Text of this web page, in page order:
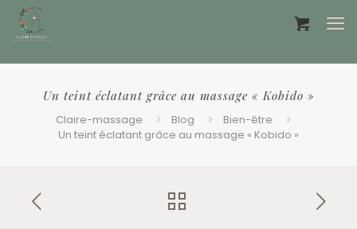
Un teint éclatant grâce au massage « Kobido »
Claire-massage Blog
Bien-être
Un teint éclatant grâce au massage « Kobido »
Offrir un bon cadeau ❤️